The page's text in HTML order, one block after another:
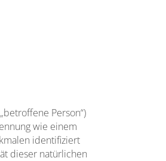
Person“)
wie einem
identifiziert
dieser natürlichen